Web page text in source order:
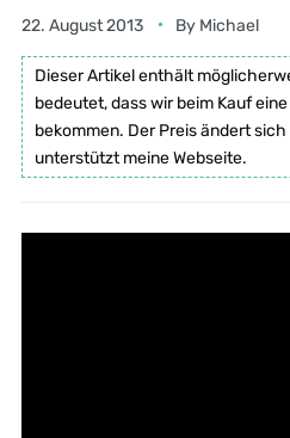
22. August 2013 By Michael
Dieser Artikel enthält
bedeutet, dass wir beim Kauf
bekommen. Der Preis ändert
unterstützt meine Webseite.